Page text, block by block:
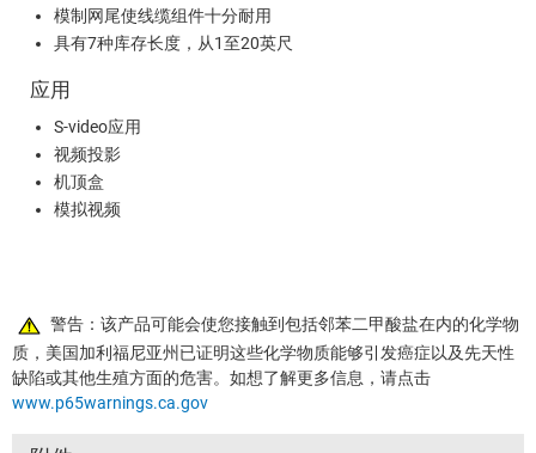
模制网尾使线缆组件十分耐用
具有7种库存长度，从1至20英尺
应用
S-video应用
视频投影
机顶盒
模拟视频
警告：该产品可能会使您接触到包括邻苯二甲酸盐在内的化学物
质，美国加利福尼亚州已证明这些化学物质能够引发癌症以及先天性
缺陷或其他生殖方面的危害。如想了解更多信息，请点击
www.p65warnings.ca.gov